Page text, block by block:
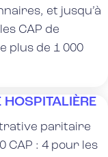
, et jusqu’à
CAP de
plus de 1 000
paritaire
CAP : 4 pour les